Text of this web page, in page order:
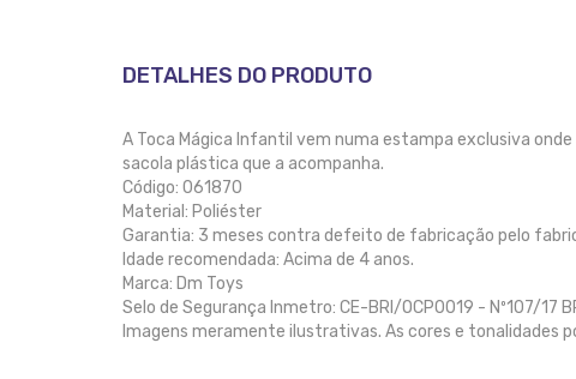
DETALHES DO PRODUTO
A Toca Mágica Infantil vem numa estampa exclusiva
sacola plástica que a acompanha.
Código: 061870
Material: Poliéster
Garantia: 3 meses contra defeito de fabricação pelo
Idade recomendada: Acima de 4 anos.
Marca: Dm Toys
Selo de Segurança Inmetro: CE-BRI/OCP0019 - Nº107/17
Imagens meramente ilustrativas. As cores e tonalidades